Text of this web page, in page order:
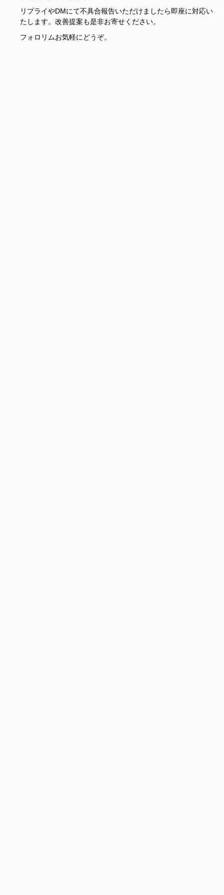
リプライやDMにて不具合報告いただけましたら即座に対応い
たします。改善提案も是非お寄せください。
フォロリムお気軽にどうぞ。